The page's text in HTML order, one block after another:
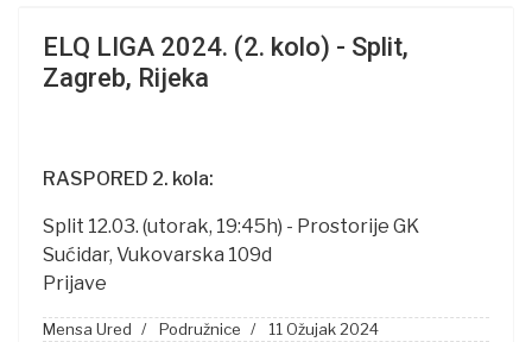
ELQ LIGA 2024. (2. kolo) - Split,
Zagreb, Rijeka
RASPORED 2. kola:
Split 12.03. (utorak, 19:45h) - Prostorije GK
Sućidar, Vukovarska 109d
Prijave
Mensa Ured Podružnice 11 Ožujak 2024